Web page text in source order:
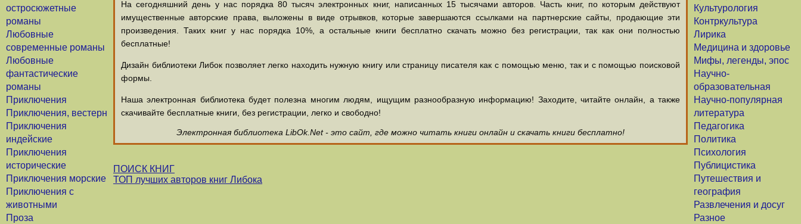
остросюжетные
романы
Любовные
современные романы
Любовные
фантастические
романы
Приключения
Приключения, вестерн
Приключения
индейские
Приключения
исторические
Приключения морские
Приключения с
животными
Проза
Культурология
Контркультура
Лирика
Медицина и здоровье
Мифы, легенды, эпос
Научно-
образовательная
Научно-популярная
литература
Педагогика
Политика
Психология
Публицистика
Путешествия и
география
Развлечения и досуг
Разное
На сегодняшний день у нас порядка 80 тысяч электронных книг, написанных 15 тысячами авторов. Часть книг, по которым действуют
имущественные авторские права, выложены в виде отрывков, которые завершаются ссылками на партнерские сайты, продающие эти
произведения. Таких книг у нас порядка 10%, а остальные книги бесплатно скачать можно без регистрации, так как они полностью
бесплатные!
Дизайн библиотеки Либок позволяет легко находить нужную книгу или страницу писателя как с помощью меню, так и с помощью поисковой
формы.
Наша электронная библиотека будет полезна многим людям, ищущим разнообразную информацию! Заходите, читайте онлайн, а также
скачивайте бесплатные книги, без регистрации, легко и свободно!
Электронная библиотека LibOk.Net - это сайт, где можно читать книги онлайн и скачать книги бесплатно!
ПОИСК КНИГ
ТОП лучших авторов книг Либока